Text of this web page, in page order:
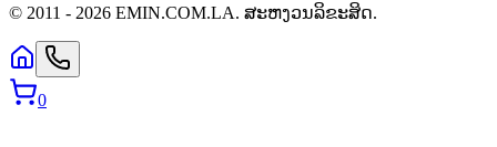
© 2011 - 2026 EMIN.COM.LA. ສະຫງວນລິຂະສິດ.
0